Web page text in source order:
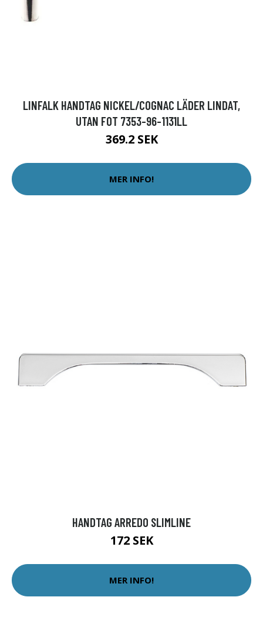
LINFALK HANDTAG NICKEL/COGNAC LÄDER LINDAT,
UTAN FOT 7353-96-1131LL
369.2 SEK
MER INFO!
HANDTAG ARREDO SLIMLINE
172 SEK
MER INFO!